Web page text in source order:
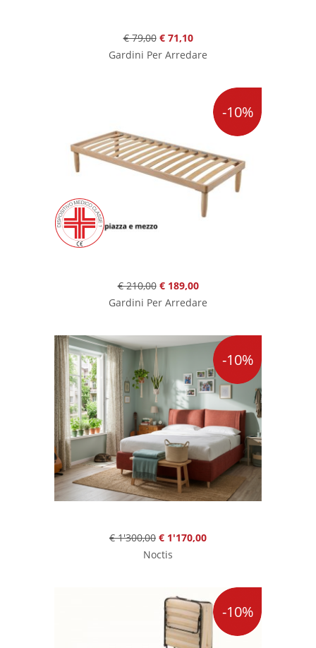
€ 79,00 € 71,10
Gardini Per Arredare
-10%
€ 210,00 € 189,00
Gardini Per Arredare
-10%
€ 1'300,00 € 1'170,00
Noctis
-10%